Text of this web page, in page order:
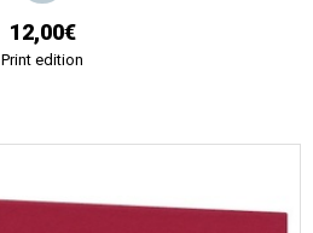
12,00€
Print edition